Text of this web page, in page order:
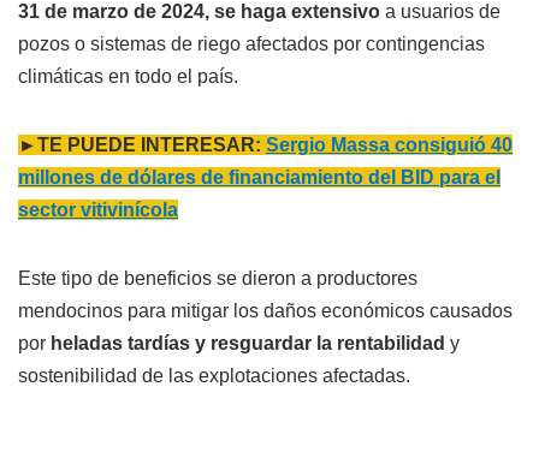
31 de marzo de 2024, se haga extensivo a usuarios de
pozos o sistemas de riego afectados por contingencias
climáticas en todo el país.
►TE PUEDE INTERESAR: Sergio Massa consiguió 40
millones de dólares de financiamiento del BID para el
sector vitivinícola
Este tipo de beneficios se dieron a productores
mendocinos para mitigar los daños económicos causados
por heladas tardías y resguardar la rentabilidad y
sostenibilidad de las explotaciones afectadas.